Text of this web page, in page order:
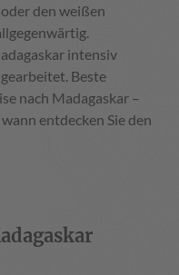
den weißen
intensiv
Beste
nach Madagaskar –
entdecken Sie den